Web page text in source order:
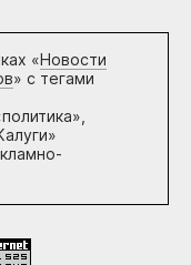
«Новости
» с тегами